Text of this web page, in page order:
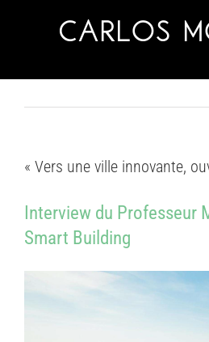
« Vers une ville innovante,
Interview du Professeur
Smart Building